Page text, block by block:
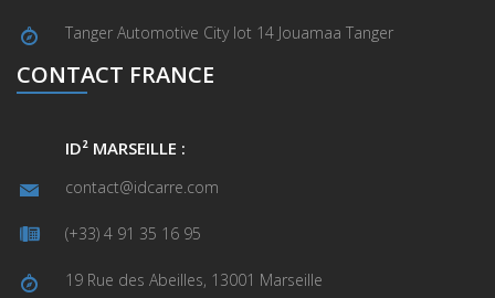
Tanger Automotive City lot 14 Jouamaa Tanger
CONTACT FRANCE
ID² MARSEILLE :
contact@idcarre.com
(+33) 4 91 35 16 95
19 Rue des Abeilles, 13001 Marseille